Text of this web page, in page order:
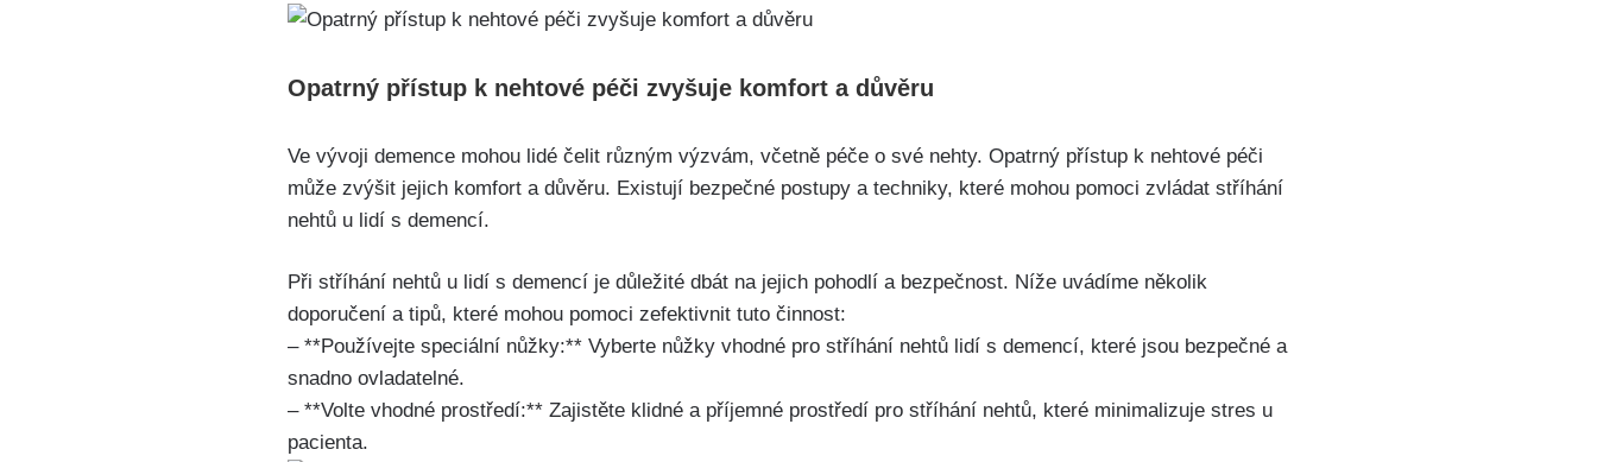
Opatrný přístup k nehtové péči zvyšuje komfort a důvěru
Ve vývoji demence mohou lidé čelit různým výzvám, včetně péče o své nehty. Opatrný přístup k nehtové péči
může zvýšit jejich komfort a důvěru. Existují bezpečné postupy a techniky, které mohou pomoci zvládat stříhání
nehtů u lidí s demencí.
Při stříhání nehtů u lidí s demencí je důležité dbát na jejich pohodlí a bezpečnost. Níže uvádíme několik
doporučení a tipů, které mohou pomoci zefektivnit tuto činnost:
– **Používejte speciální nůžky:** Vyberte nůžky vhodné pro stříhání nehtů lidí s demencí, které jsou bezpečné a
snadno ovladatelné.
– **Volte vhodné prostředí:** Zajistěte klidné a příjemné prostředí pro stříhání nehtů, které minimalizuje stres u
pacienta.